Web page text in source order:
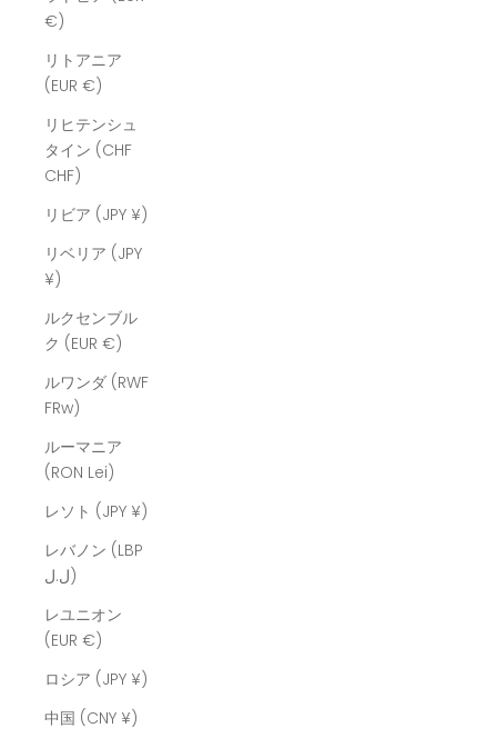
€)
リトアニア
(EUR €)
リヒテンシュ
タイン (CHF
CHF)
リビア (JPY ¥)
リベリア (JPY
¥)
ルクセンブル
ク (EUR €)
ルワンダ (RWF
FRw)
ルーマニア
(RON Lei)
レソト (JPY ¥)
レバノン (LBP
ل.ل)
レユニオン
(EUR €)
ロシア (JPY ¥)
中国 (CNY ¥)